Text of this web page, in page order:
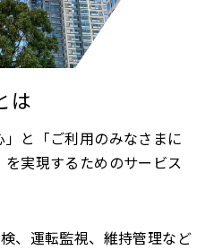
は
」と「ご利用のみなさまに
実現するためのサービス
、運転監視、維持管理など